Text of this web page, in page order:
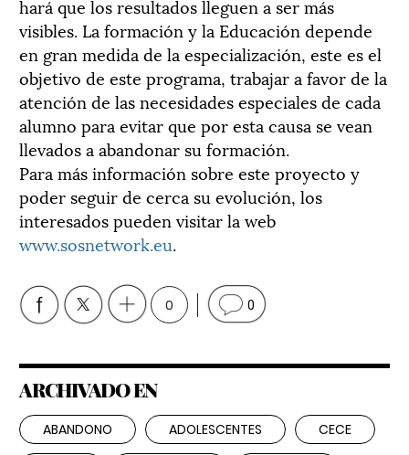
hará que los resultados lleguen a ser más
visibles. La formación y la Educación depende
en gran medida de la especialización, este es el
objetivo de este programa, trabajar a favor de la
atención de las necesidades especiales de cada
alumno para evitar que por esta causa se vean
llevados a abandonar su formación.
Para más información sobre este proyecto y
poder seguir de cerca su evolución, los
interesados pueden visitar la web
www.sosnetwork.eu.
0 0
ARCHIVADO EN
ABANDONO ADOLESCENTES CECE